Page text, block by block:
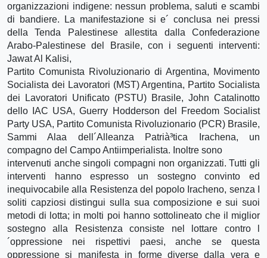
organizzazioni indigene: nessun problema, saluti e scambi
di bandiere. La manifestazione si e´ conclusa nei pressi
della Tenda Palestinese allestita dalla Confederazione
Arabo-Palestinese del Brasile, con i seguenti interventi:
Jawat Al Kalisi,
Partito Comunista Rivoluzionario di Argentina, Movimento
Socialista dei Lavoratori (MST) Argentina, Partito Socialista
dei Lavoratori Unificato (PSTU) Brasile, John Catalinotto
dello IAC USA, Guerry Hodderson del Freedom Socialist
Party USA, Partito Comunista Rivoluzionario (PCR) Brasile,
Sammi Alaa dell´Alleanza Patrià³tica Irachena, un
compagno del Campo Antiimperialista. Inoltre sono
intervenuti anche singoli compagni non organizzati. Tutti gli
interventi hanno espresso un sostegno convinto ed
inequivocabile alla Resistenza del popolo Iracheno, senza I
soliti capziosi distingui sulla sua composizione e sui suoi
metodi di lotta; in molti poi hanno sottolineato che il miglior
sostegno alla Resistenza consiste nel lottare contro l
´oppressione nei rispettivi paesi, anche se questa
oppressione si manifesta in forme diverse dalla vera e